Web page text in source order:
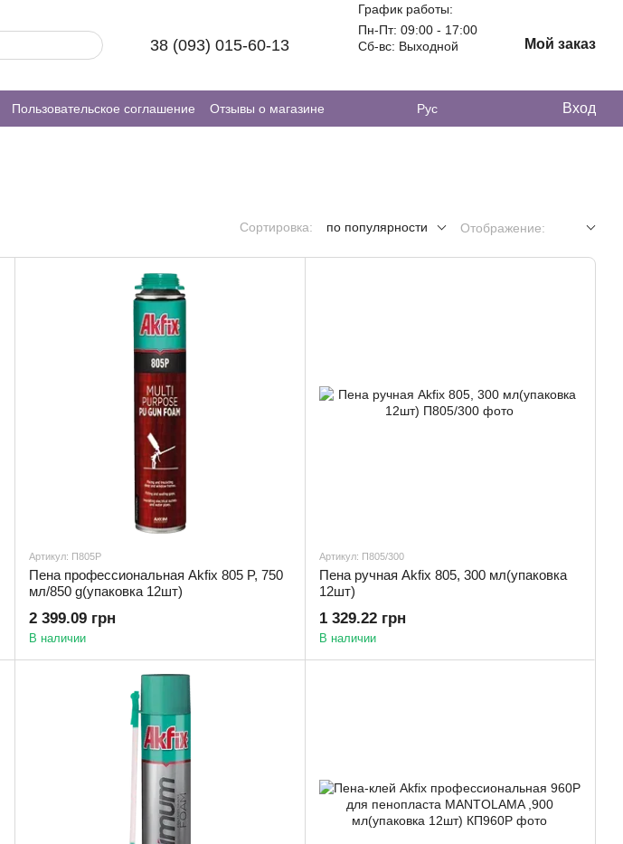
38 (093) 015-60-13
График работы:
Пн-Пт: 09:00 - 17:00
Сб-вс: Выходной
Мой заказ
Пользовательское соглашение Отзывы о магазине Рус Вход
Сортировка: по популярности Отображение:
Артикул: П805Р
Пена профессиональная Akfix 805 P, 750
мл/850 g(упаковка 12шт)
2 399.09 грн
В наличии
Артикул: П805/300
Пена ручная Akfix 805, 300 мл(упаковка
12шт)
1 329.22 грн
В наличии